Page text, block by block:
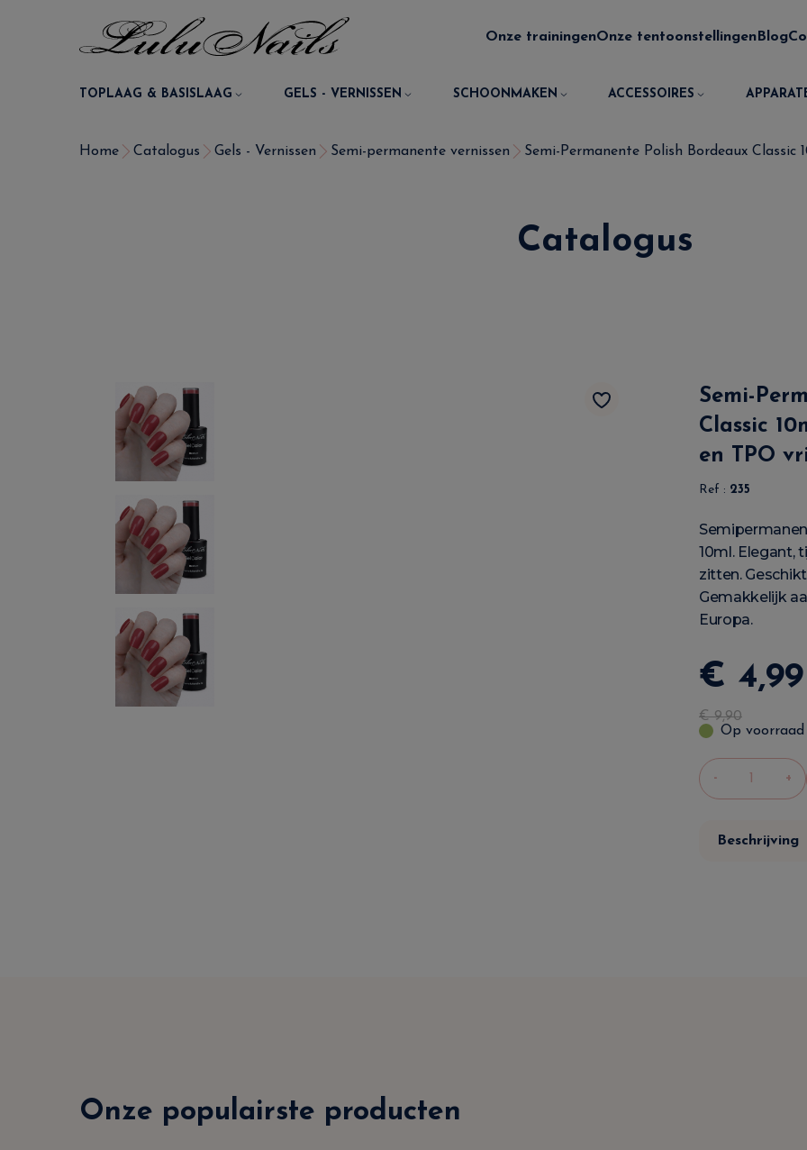
Onze trainingenOnze tentoonstellingen Blog
TOPLAAG & BASISLAAG GELS - VERNISSEN SCHOONMAKEN ACCESSOIRES
Home Catalogus Gels - Vernissen Semi-permanente vernissen Semi-Permanente Polish Bordeaux Classic
Catalogus
Semi-
Classic
en TPO
Ref : 235
10ml. Elegant,
zitten.
Gemakkelijk
Europa.
€ 4,99
€9,90
Op voorraad
- +
Beschrijving
Onze populairste producten